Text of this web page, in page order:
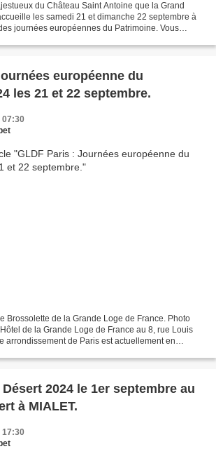
du Château Saint Antoine que la Grand
les samedi 21 et dimanche 22 septembre à
journées européennes du Patrimoine. Vous
européenne du
les 21 et 22 septembre.
07:30
Brossolette de la Grande Loge de France. Photo
de la Grande Loge de France au 8, rue Louis
arrondissement de Paris est actuellement en
2024 le 1er septembre au
à MIALET.
17:30